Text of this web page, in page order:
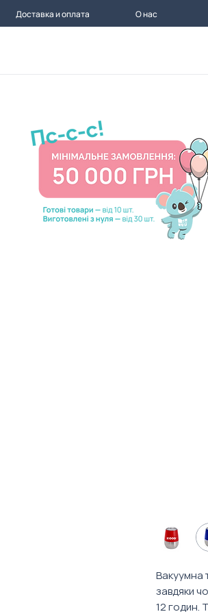
Доставка и оплата О нас
Вакуумна
завдяки
12